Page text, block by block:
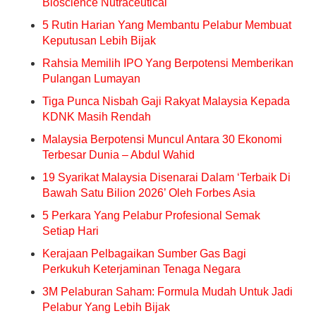
Bioscience Nutraceutical
5 Rutin Harian Yang Membantu Pelabur Membuat
Keputusan Lebih Bijak
Rahsia Memilih IPO Yang Berpotensi Memberikan
Pulangan Lumayan
Tiga Punca Nisbah Gaji Rakyat Malaysia Kepada
KDNK Masih Rendah
Malaysia Berpotensi Muncul Antara 30 Ekonomi
Terbesar Dunia – Abdul Wahid
19 Syarikat Malaysia Disenarai Dalam ‘Terbaik Di
Bawah Satu Bilion 2026’ Oleh Forbes Asia
5 Perkara Yang Pelabur Profesional Semak
Setiap Hari
Kerajaan Pelbagaikan Sumber Gas Bagi
Perkukuh Keterjaminan Tenaga Negara
3M Pelaburan Saham: Formula Mudah Untuk Jadi
Pelabur Yang Lebih Bijak